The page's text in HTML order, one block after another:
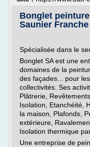
Bonglet
Saunier Franche
Spécialisée dans le
Bonglet SA est une
domaines de la
des façades... pour
collectivités. Ses
Plâtrerie,
Isolation, Etanchéité,
la maison, Plafonds,
extérieure,
Isolation thermique
Une entreprise de